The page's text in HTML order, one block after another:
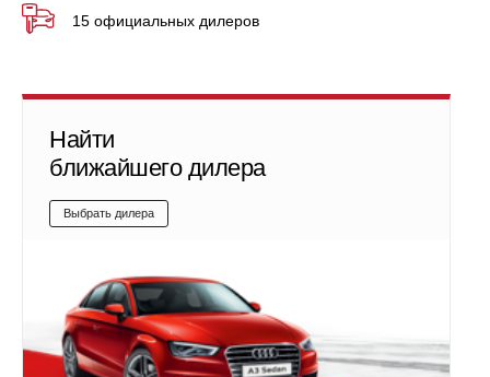
15 официальных дилеров
Найти
ближайшего дилера
Выбрать дилера